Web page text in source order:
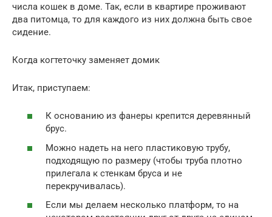
числа кошек в доме. Так, если в квартире проживают
два питомца, то для каждого из них должна быть свое
сидение.
Когда когтеточку заменяет домик
Итак, приступаем:
К основанию из фанеры крепится деревянный
брус.
Можно надеть на него пластиковую трубу,
подходящую по размеру (чтобы труба плотно
прилегала к стенкам бруса и не
перекручивалась).
Если мы делаем несколько платформ, то на